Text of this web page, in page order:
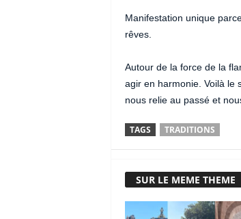
Manifestation unique
rêves.
Autour de la force de la
agir en harmonie. Voilà le
nous relie au passé et
TAGS TRADITIONS
SUR LE MEME THEME